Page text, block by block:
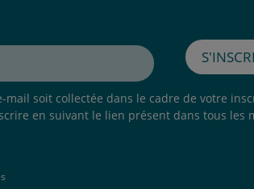
S'inscrire
mail soit collectée dans le cadre de votre
en suivant le lien présent dans tous les